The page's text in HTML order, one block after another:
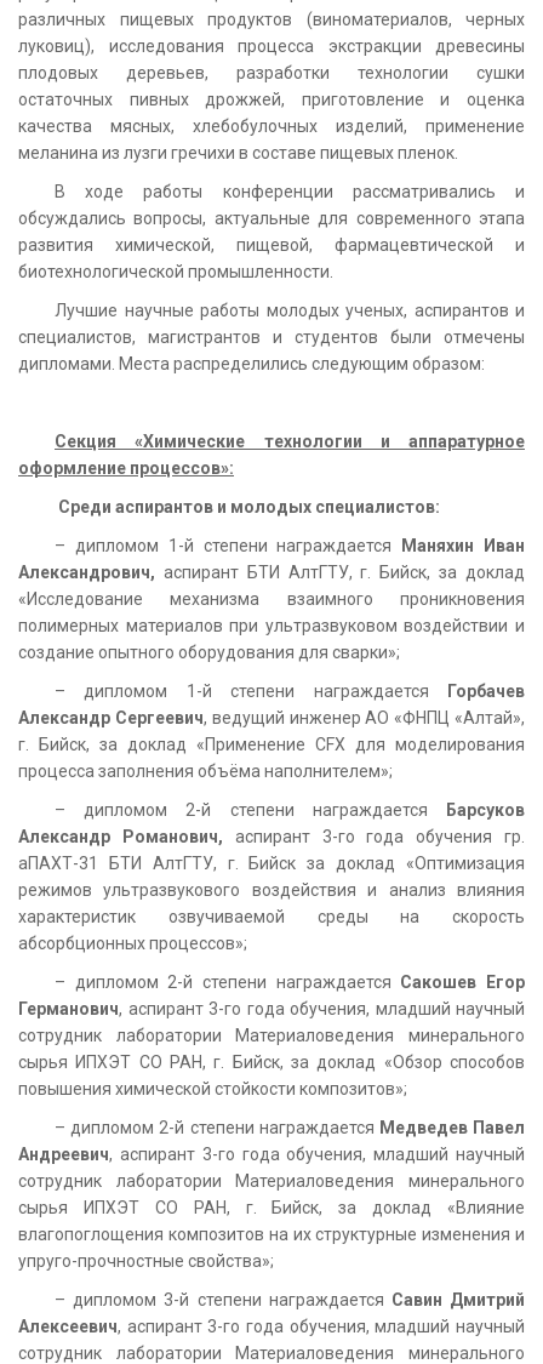
различных пищевых продуктов (виноматериалов, черных
луковиц), исследования процесса экстракции древесины
плодовых деревьев, разработки технологии сушки
остаточных пивных дрожжей, приготовление и оценка
качества мясных, хлебобулочных изделий, применение
меланина из лузги гречихи в составе пищевых пленок.
В ходе работы конференции рассматривались и
обсуждались вопросы, актуальные для современного этапа
развития химической, пищевой, фармацевтической и
биотехнологической промышленности.
Лучшие научные работы молодых ученых, аспирантов и
специалистов, магистрантов и студентов были отмечены
дипломами. Места распределились следующим образом:
Секция «Химические технологии и аппаратурное
оформление процессов»:
Среди аспирантов и молодых специалистов:
– дипломом 1-й степени награждается
Маняхин Иван
Александрович, аспирант БТИ АлтГТУ, г. Бийск, за доклад
«Исследование механизма взаимного проникновения
полимерных материалов при ультразвуковом воздействии и
создание опытного оборудования для сварки»;
– дипломом 1-й степени награждается
Горбачев
Александр Сергеевич, ведущий инженер АО «ФНПЦ «Алтай»,
г. Бийск, за доклад «Применение CFX для моделирования
процесса заполнения объёма наполнителем»;
– дипломом 2-й степени награждается
Барсуков
Александр Романович, аспирант 3-го года обучения гр.
аПАХТ-31 БТИ АлтГТУ, г. Бийск за доклад «Оптимизация
режимов ультразвукового воздействия и анализ влияния
характеристик озвучиваемой среды на скорость
абсорбционных процессов»;
– дипломом 2-й степени награждается Сакошев Егор
Германович, аспирант 3-го года обучения, младший научный
сотрудник лаборатории Материаловедения минерального
сырья ИПХЭТ СО РАН, г. Бийск, за доклад «Обзор способов
повышения химической стойкости композитов»;
– дипломом 2-й степени награждается Медведев Павел
Андреевич, аспирант 3-го года обучения, младший научный
сотрудник лаборатории Материаловедения минерального
сырья ИПХЭТ СО РАН, г. Бийск, за доклад «Влияние
влагопоглощения композитов на их структурные изменения и
упруго-прочностные свойства»;
– дипломом 3-й степени награждается Савин Дмитрий
Алексеевич, аспирант 3-го года обучения, младший научный
сотрудник лаборатории Материаловедения минерального